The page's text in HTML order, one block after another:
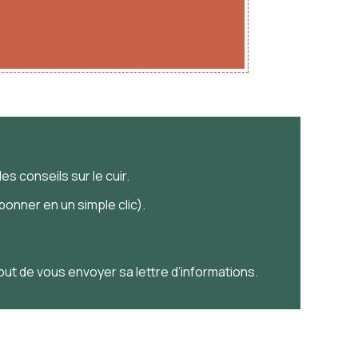
conseils sur le cuir.
en un simple clic).
de vous envoyer sa lettre d’informations.